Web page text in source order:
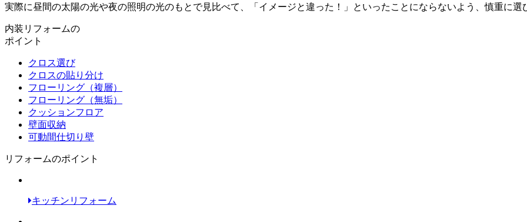
実際に昼間の太陽の光や夜の照明の光のもとで見比べて、「イメージと違った！」といったことにならないよう、慎重に選
内装リフォームの
ポイント
クロス選び
クロスの貼り分け
フローリング（複層）
フローリング（無垢）
クッションフロア
壁面収納
可動間仕切り壁
リフォームのポイント
キッチンリフォーム